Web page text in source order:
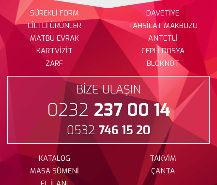
SÜREKLİ FORM
CİLTLİ ÜRÜNLER
MATBU EVRAK
KARTVİZİT
ZARF
DAVETİYE
TAHSİLAT MAKBUZU
ANTETLİ
CEPLİ DOSYA
BLOKNOT
BİZE ULAŞIN
0232 237 00 14
0532 746 15 20
KATALOG
MASA SÜMENİ
TAKVİM
ÇANTA